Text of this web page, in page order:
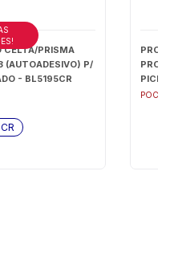
CELTA/PRISMA
(AUTOADESIVO) P/
- BL5195CR
PICK-